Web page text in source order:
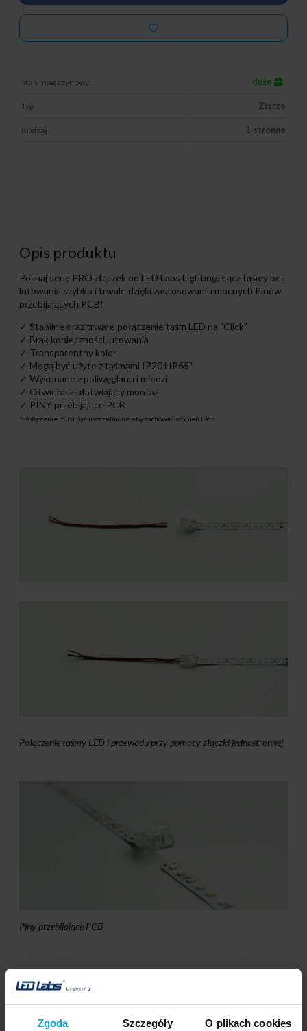
Zgoda Szczegóły O plikach cookies
Stan magazynowy: dużo
Typ Złącze
Rodzaj 1-stronne
Opis produktu
Poznaj serię PRO złączek od LED Labs Lighting. Łącz taśmy bez
lutowania szybko i trwale dzięki zastosowaniu mocnych Pinów
przebijających PCB!
✓ Stabilne oraz trwałe połączenie taśm LED na "Click"
✓ Brak konieczności lutowania
✓ Transparentny kolor
✓ Mogą być użyte z taśmami IP20 i IP65*
✓ Wykonane z poliwęglanu i miedzi
✓ Otwieracz ułatwiający montaż
✓ PINY przebijające PCB
* Połączenie musi być uszczelnione, aby zachować stopień IP65
Połączenie taśmy LED i przewodu przy pomocy złączki jednostronnej
Piny przebijające PCB